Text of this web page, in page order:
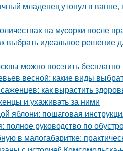
младенец утонул в
на мусорки после
выбрать идеальное решение
можно посетить бесплатно
весной: какие виды
как вырастить
и ухаживать за ними
яблони: пошаговая
руководство по
в малогабаритке: